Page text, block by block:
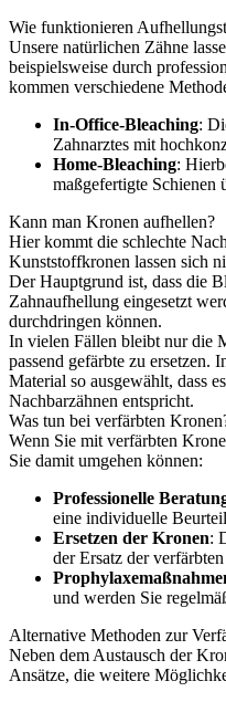
Wie funktionieren
Unsere natürlichen Zähne
beispielsweise durch
kommen verschiedene
In-Office-Bleaching:
Zahnarztes mit
Home-Bleaching:
maßgefertigte Schienen
Kann man Kronen aufhellen?
Hier kommt die schlechte
Kunststoffkronen lassen sich
Der Hauptgrund ist, dass die
Zahnaufhellung eingesetzt
durchdringen können.
In vielen Fällen bleibt nur die
passend gefärbte zu ersetzen.
Material so ausgewählt, dass
Nachbarzähnen entspricht.
Was tun bei verfärbten
Wenn Sie mit verfärbten
Sie damit umgehen können:
Professionelle
eine individuelle
Ersetzen der Kronen:
der Ersatz der
und werden Sie
Alternative Methoden zur
Neben dem Austausch der
Ansätze, die weitere